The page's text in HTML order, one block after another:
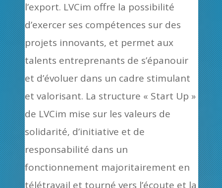
l’export. LVCim offre la possibilité
d’exercer ses compétences sur des
projets innovants, et permet aux
talents entreprenants de s’épanouir
et d’évoluer dans un cadre stimulant
et valorisant. La structure « Start Up »
de LVCim mise sur les valeurs de
solidarité, d’initiative et de
responsabilité dans un
fonctionnement majoritairement en
télétravail et tourné vers l’écoute et la